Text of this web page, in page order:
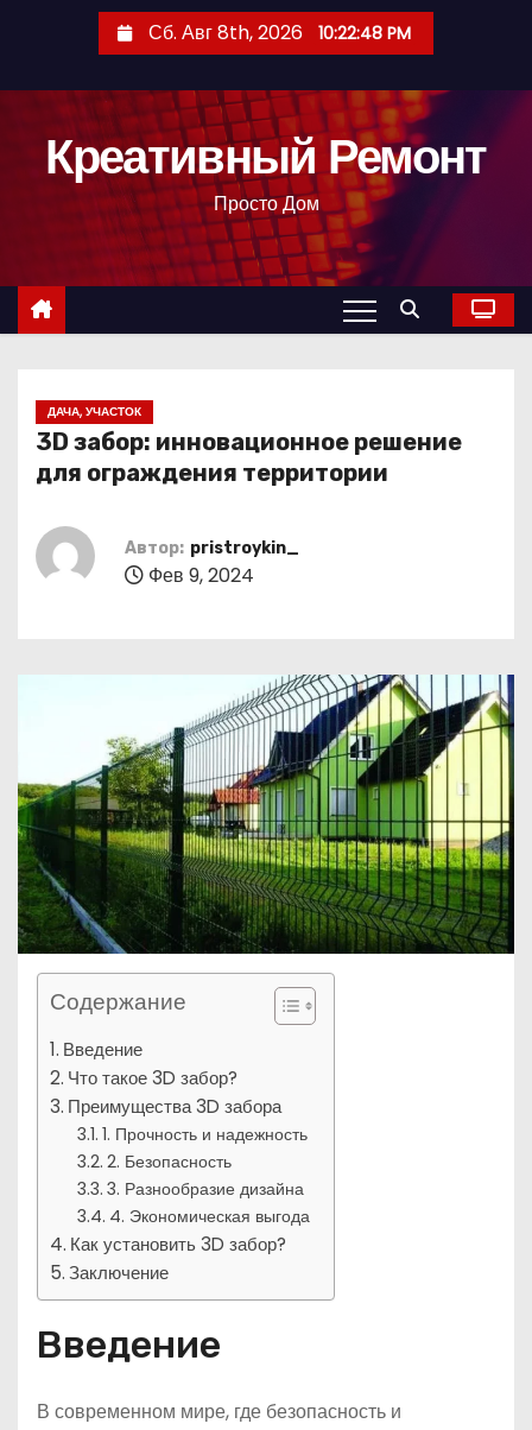
с
Сб. Авг 8th, 2026 10:22:49 PM
Креативный Ремонт
Просто Дом
ДАЧА, УЧАСТОК
3D забор: инновационное решение
для ограждения территории
Автор: pristroykin_
Фев 9, 2024
Содержание
Введение
Что такое 3D забор?
Преимущества 3D забора
1. Прочность и надежность
2. Безопасность
3. Разнообразие дизайна
4. Экономическая выгода
Как установить 3D забор?
Заключение
Введение
В современном мире, где безопасность и